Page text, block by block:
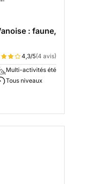
: faune,
4,3/5(4 avis)
Multi-activités été
Tous niveaux